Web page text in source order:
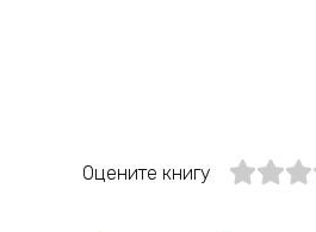
Оцените книгу